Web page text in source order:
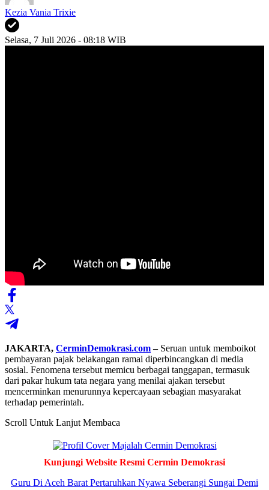
Kezia Vania Trixie
Selasa, 7 Juli 2026 - 08:18 WIB
JAKARTA, CerminDemokrasi.com– Seruan untuk memboikot
pembayaran pajak belakangan ramai diperbincangkan di media
sosial. Fenomena tersebut memicu berbagai tanggapan, termasuk
dari pakar hukum tata negara yang menilai ajakan tersebut
mencerminkan menurunnya kepercayaan sebagian masyarakat
terhadap pemerintah.
Scroll Untuk Lanjut Membaca
Kunjungi Website Resmi Cermin Demokrasi
Guru Di Aceh Barat Pertaruhkan Nyawa Seberangi Sungai Demi